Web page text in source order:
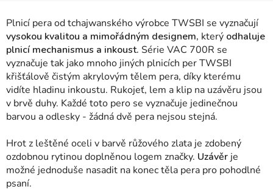
Plnicí pera od tchajwanského výrobce TWSBI se vyznačují
vysokou kvalitou a mimořádným designem, který odhaluje
plnicí mechanismus a inkoust. Série VAC 700R se
vyznačuje tak jako mnoho jiných plnicích per TWSBI
křišťálově čistým akrylovým tělem pera, díky kterému
vidíte hladinu inkoustu. Rukojeť, lem a klip na uzávěru jsou
v brvě duhy. Každé toto pero se vyznačuje jedinečnou
barvou a odlesky - žádná dvě pera nejsou stejná.
Hrot z leštěné oceli v barvě růžového zlata je zdobený
ozdobnou rytinou doplněnou logem značky. Uzávěr je
možné jednoduše nasadit na konec těla pera pro pohodlné
psaní.